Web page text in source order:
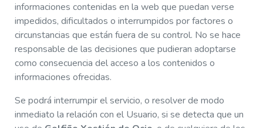
informaciones contenidas en la web que puedan verse
impedidos, dificultados o interrumpidos por factores o
circunstancias que están fuera de su control. No se hace
responsable de las decisiones que pudieran adoptarse
como consecuencia del acceso a los contenidos o
informaciones ofrecidas.
Se podrá interrumpir el servicio, o resolver de modo
inmediato la relación con el Usuario, si se detecta que un